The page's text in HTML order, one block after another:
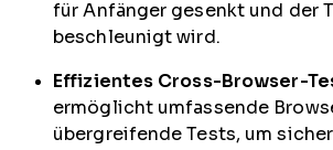
für Anfänger gesenkt und der
beschleunigt wird.
Effizientes Cross-Browser-
ermöglicht umfassende
übergreifende Tests, um